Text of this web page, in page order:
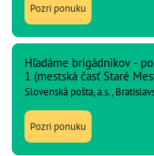
Pozri ponuku
Hľadáme brigádnikov - poštový
Slovenská pošta, a.s.,
Pozri ponuku